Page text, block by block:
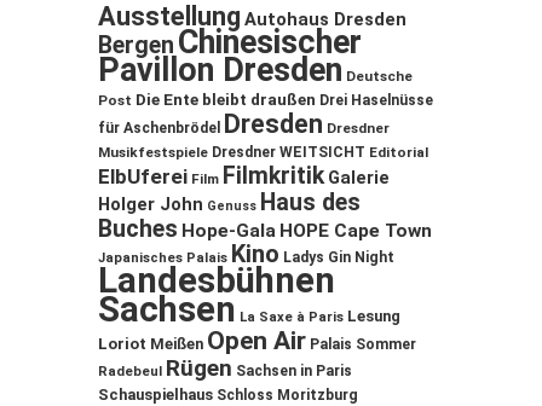
Ausstellung Autohaus Dresden
Bergen Chinesischer
Pavillon Dresden Deutsche
Post Die Ente bleibt draußen Drei Haselnüsse
für Aschenbrödel
Dresden Dresdner
Musikfestspiele Dresdner WEITSICHT Editorial
ElbUferei Film Filmkritik Galerie
Holger John Genuss Haus des
Buches Hope-Gala HOPE Cape Town
Japanisches Palais Kino Ladys Gin Night
Landesbühnen
Sachsen La Saxe à Paris Lesung
Loriot Meißen Open Air Palais Sommer
Radebeul Rügen Sachsen in Paris
Schauspielhaus Schloss Moritzburg